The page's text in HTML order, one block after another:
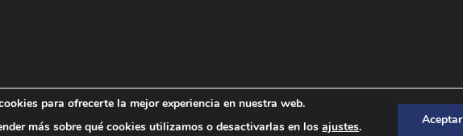
para ofrecerte la mejor experiencia en nuestra web.
más sobre qué cookies utilizamos o desactivarlas en losajustes. Aceptar